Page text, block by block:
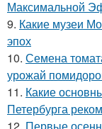
Максимальной
9. Какие музеи
эпох
10. Семена
урожай
11. Какие
Петербурга
12. Первые